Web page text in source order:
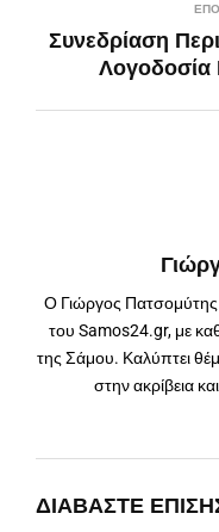
Συνεδρίαση
Λογοδοσία
Ο Γιώργος Πατσομύτης
του Samos24.gr, με
της Σάμου. Καλύπτει
στην ακρίβεια
ΔΙΑΒΆΣΤΕ